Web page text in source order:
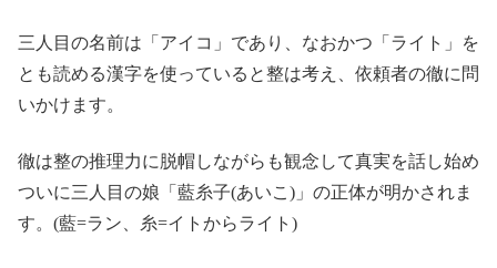
三人目の名前は「アイコ」であり、なおかつ「ライト」を
とも読める漢字を使っていると整は考え、依頼者の徹に問
いかけます。
徹は整の推理力に脱帽しながらも観念して真実を話し始め
ついに三人目の娘「藍糸子(あいこ)」の正体が明かされま
す。(藍=ラン、糸=イトからライト)